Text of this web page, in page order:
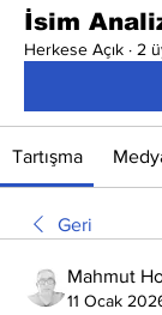
İsim
Herkese Açık · 2
Tartışma
Geri
Mahmut
11 Ocak